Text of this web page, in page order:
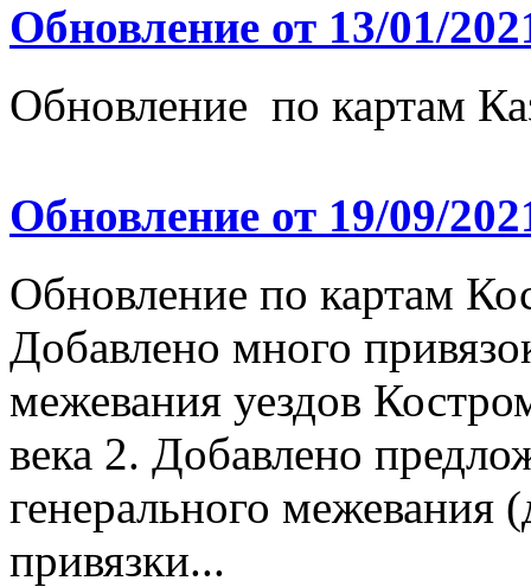
Обновление от 13/01/
Обновление по картам
Обновление от 19/09/
Обновление по картам
Добавлено много
межевания уездов
века 2. Добавлено
генерального межевания
привязки...